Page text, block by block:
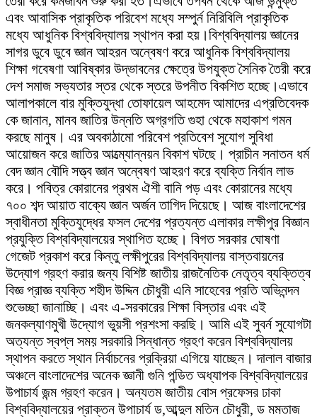
এবং আবাসিক প্রাকৃতিক পরিবেশ মধ্যে সম্পুর্ন নিরিবিলি প্রাকৃতিক
মধ্যে আধুনিক বিশ্ববিদ্যালয় স্থাপন করা হয়।বিশ্ববিদ্যালয় জ্ঞানের
সাগর ডুবে ডুবে জ্ঞান আহরন অন্বেষণ করে আধুনিক বিশ্ববিদ্যালয়
শিক্ষা গবেষণা আবিষ্কার উদ্ভাবনের ক্ষেত্রে উপযুক্ত সৈনিক তৈরী করে
দেশ সমাজ সভ্যতার স্তর থেকে স্তরে উপনীত বিকশিত হচ্ছে।এভাবে
আলাপকালে বার মুক্তিযুদ্ধা তোফায়েল আহমেদ আমাদের এপ্রতিবেদক
কে জানান, মানব জাতির উন্নতি অগ্রগতি গুহা থেকে মহাকাশ গমন
করছে মানুষ। এর অবকাঠামো পরিবেশ প্রতিবেশ সুযোগ সুবিধা
আয়োজন করে জাতির আত্ম্যোন্নয়ন বিকাশ ঘটছে। প্রাচীন সনাতন ধর্ম
বেদ জ্ঞান বৌদি সত্ত্ব জ্ঞান অন্বেষণ আহরণ করে ব্যক্তি নির্বান লাভ
করে। পবিত্র কোরানের প্রথম ঐশী বানি পড় এবং কোরানের মধ্যে
৭০০ শব্দ আয়াত বাক্যে জ্ঞান অর্জন তাগিদ দিয়েছে। আজ বাংলাদেশের
স্বাধীনতা মুক্তিযুদ্ধের ফসল দেশের প্রত্যন্ত এলাকার লক্ষীপুর বিজ্ঞান
প্রযুক্তি বিশ্ববিদ্যালয়ের স্থাপিত হচ্ছে। বিগত সরকার ঘোষণা
গেজেট প্রকাশ করে কিন্তু লক্ষীপুরের বিশ্ববিদ্যালয় বাস্তবায়নের
উদ্যোগ গ্রহণ করার জন্য বিশিষ্ট জাতীয় রাজনৈতিক নেতৃত্ব ব্যক্তিত্ব
বিজ্ঞ প্রাজ্ঞ ব্যক্তি শহীদ উদ্দিন চৌধুরী এনি সাহেবের প্রতি অভিনন্দন
শুভেচ্ছা জানাচ্ছি। এবং এ-সরকারের শিক্ষা বিস্তার এবং এই
জনকল্যাণমুখী উদ্যোগ ভুয়সী প্রশংসা করছি। আমি এই সুবর্ন সুযোগটা
অত্যন্ত স্বপ্ল সময় সরকারি সিন্ধান্ত গ্রহণ করেন বিশ্ববিদ্যালয়
স্থাপন করতে স্থান নির্বাচনের প্রক্রিয়া এগিয়ে যাচ্ছেন। দালাল বাজার
অঞ্চলে বাংলাদেশের অনেক জ্ঞানী গুনি পন্ডিত অধ্যাপক বিশ্ববিদ্যালয়ের
উপাচার্য জন্ম গ্রহণ করেন। অন্যতম জাতীয় বোস প্রফেসর ঢাকা
বিশ্ববিদ্যালয়ের প্রাক্তন উপাচার্য ড,আব্দুল মতিন চৌধুরী, ড মমতাজ